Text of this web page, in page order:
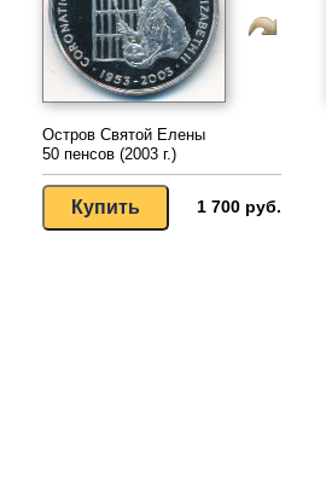
Остров Святой Елены
50 пенсов (2003 г.)
1 700 руб.